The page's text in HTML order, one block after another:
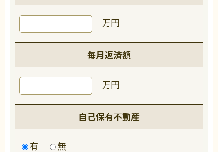
万円
毎月返済額
万円
自己保有不動産
有 無